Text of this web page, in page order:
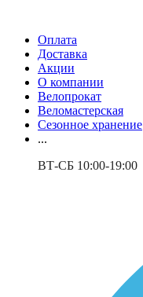
Оплата
Доставка
Акции
О компании
Велопрокат
Веломастерская
Сезонное хранение
...
ВТ-СБ 10:00-19:00